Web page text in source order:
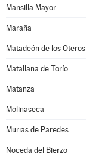
Mansilla Mayor
Maraña
Matadeón de los Oteros
Matallana de Torío
Matanza
Molinaseca
Murias de Paredes
Noceda del Bierzo